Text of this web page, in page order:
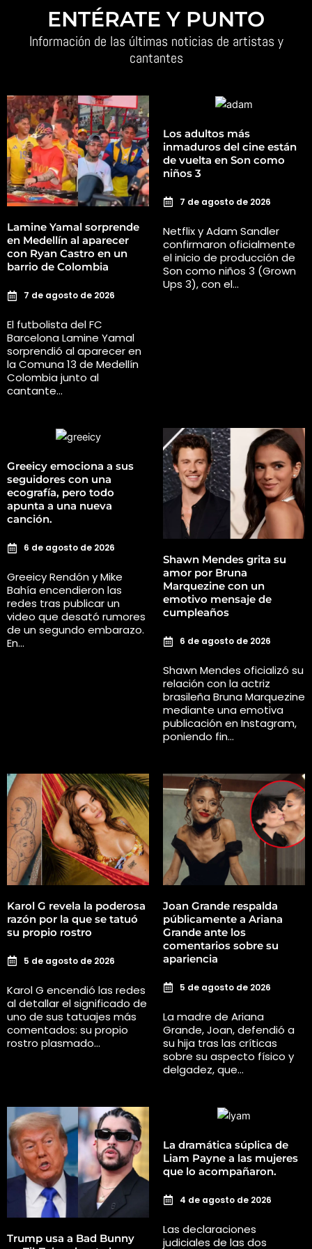
ENTÉRATE Y PUNTO
Información de las últimas noticias de artistas y
cantantes
Lamine Yamal sorprende
en Medellín al aparecer
con Ryan Castro en un
barrio de Colombia
7 de agosto de 2026
El futbolista del FC
Barcelona Lamine Yamal
sorprendió al aparecer en
la Comuna 13 de Medellín
Colombia junto al
cantante…
Los adultos más
inmaduros del cine están
de vuelta en Son como
niños 3
7 de agosto de 2026
Netflix y Adam Sandler
confirmaron oficialmente
el inicio de producción de
Son como niños 3 (Grown
Ups 3), con el…
Greeicy emociona a sus
seguidores con una
ecografía, pero todo
apunta a una nueva
canción.
6 de agosto de 2026
Greeicy Rendón y Mike
Bahía encendieron las
redes tras publicar un
video que desató rumores
de un segundo embarazo.
En…
Shawn Mendes grita su
amor por Bruna
Marquezine con un
emotivo mensaje de
cumpleaños
6 de agosto de 2026
Shawn Mendes oficializó su
relación con la actriz
brasileña Bruna Marquezine
mediante una emotiva
publicación en Instagram,
poniendo fin…
Karol G revela la poderosa
razón por la que se tatuó
su propio rostro
5 de agosto de 2026
Karol G encendió las redes
al detallar el significado de
uno de sus tatuajes más
comentados: su propio
rostro plasmado…
Joan Grande respalda
públicamente a Ariana
Grande ante los
comentarios sobre su
apariencia
5 de agosto de 2026
La madre de Ariana
Grande, Joan, defendió a
su hija tras las críticas
sobre su aspecto físico y
delgadez, que…
Trump usa a Bad Bunny
La dramática súplica de
Liam Payne a las mujeres
que lo acompañaron.
4 de agosto de 2026
Las declaraciones
judiciales de las dos